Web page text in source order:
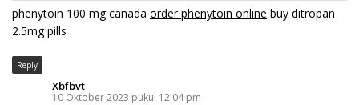
phenytoin 100 mg canada order phenytoin online buy ditropan
2.5mg pills
Reply
Xbfbvt
10 Oktober 2023 pukul 12:04 pm